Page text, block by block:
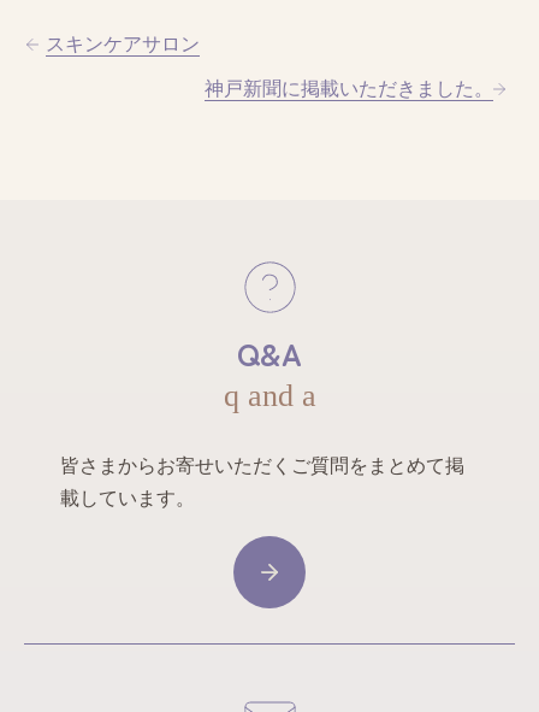
スキンケアサロン
神戸新聞に掲載いただきました。
Q&A
q and a
皆さまからお寄せいただくご質問をまとめて掲
載しています。